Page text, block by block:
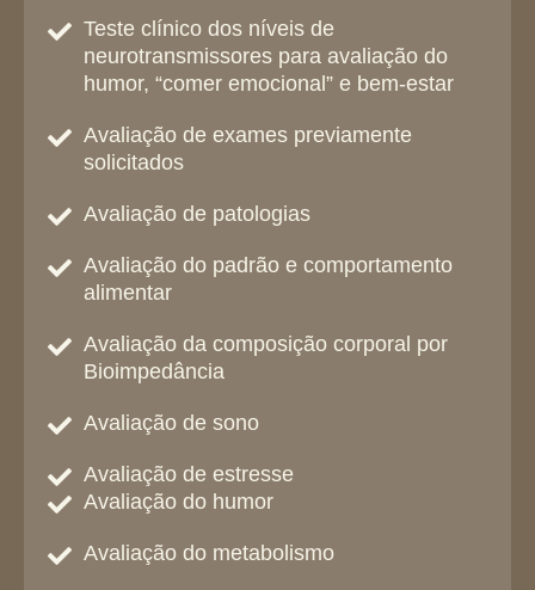
Teste clínico dos níveis de
neurotransmissores para avaliação do
humor, “comer emocional” e bem-estar
Avaliação de exames previamente
solicitados
Avaliação de patologias
Avaliação do padrão e comportamento
alimentar
Avaliação da composição corporal por
Bioimpedância
Avaliação de sono
Avaliação de estresse
Avaliação do humor
Avaliação do metabolismo